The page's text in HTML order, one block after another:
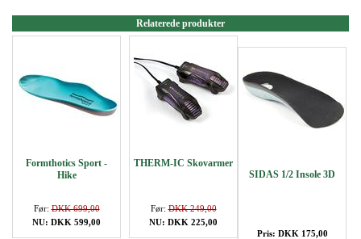
Relaterede produkter
Formthotics Sport -
Hike
Før:DKK 699,00
NU: DKK 599,00
THERM-IC Skovarmer
Før:DKK 249,00
NU: DKK 225,00
SIDAS 1/2 Insole 3D
Pris: DKK 175,00